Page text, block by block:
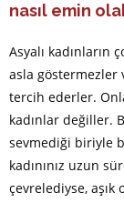
nasıl emin
Asyalı kadınların
asla göstermezler
tercih ederler.
kadınlar değiller.
sevmediği biriyle
kadınınız uzun
çevrelediyse,